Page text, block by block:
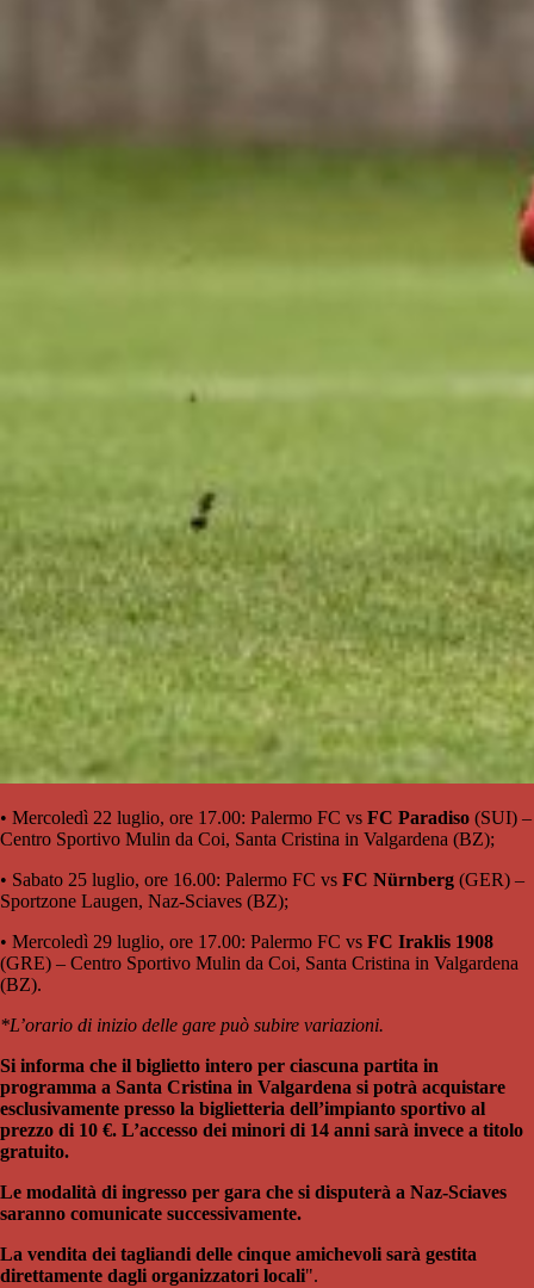
•⁠ ⁠Mercoledì 22 luglio, ore 17.00: Palermo FC vs FC Paradiso (SUI) –
Centro Sportivo Mulin da Coi, Santa Cristina in Valgardena (BZ);
•⁠ ⁠Sabato 25 luglio, ore 16.00: Palermo FC vs FC Nürnberg (GER) –
Sportzone Laugen, Naz-Sciaves (BZ);
•⁠ ⁠Mercoledì 29 luglio, ore 17.00: Palermo FC vs FC Iraklis 1908
(GRE) – Centro Sportivo Mulin da Coi, Santa Cristina in Valgardena
(BZ).
*L’orario di inizio delle gare può subire variazioni.
Si informa che il biglietto intero per ciascuna partita in
programma a Santa Cristina in Valgardena si potrà acquistare
esclusivamente presso la biglietteria dell’impianto sportivo al
prezzo di 10 €. L’accesso dei minori di 14 anni sarà invece a titolo
gratuito.
Le modalità di ingresso per gara che si disputerà a Naz-Sciaves
saranno comunicate successivamente.
La vendita dei tagliandi delle cinque amichevoli sarà gestita
direttamente dagli organizzatori locali".